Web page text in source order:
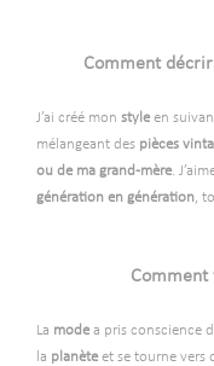
Comment
J’ai créé mon style en
mélangeant des pièces
ou de ma grand-mère.
génération en génération,
Comment
La mode a pris conscience
la planète et se tourne vers